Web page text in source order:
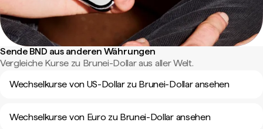
Sende BND aus anderen Währungen
Vergleiche Kurse zu Brunei-Dollar aus aller Welt.
Wechselkurse von US-Dollar zu Brunei-Dollar ansehen
Wechselkurse von Euro zu Brunei-Dollar ansehen